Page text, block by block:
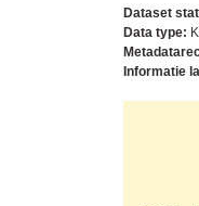
Dataset
Data type:
Informatie